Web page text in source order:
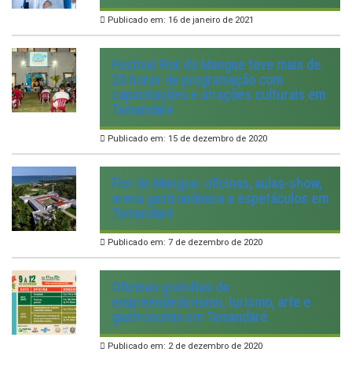
Publicado em: 16 de janeiro de 2021
Festival Flor do Mangue teve mais de
20 horas de programação com
capacitações e atrações culturais em
Tamandaré
Publicado em: 15 de dezembro de 2020
Flor do Mangue: oficinas, aulas-show,
arena gastronômica e espetáculos em
Tamandaré
Publicado em: 7 de dezembro de 2020
Oficinas gratuitas de
empreendedorismo, turismo, arte e
gastronomia em Tamandaré
Publicado em: 2 de dezembro de 2020